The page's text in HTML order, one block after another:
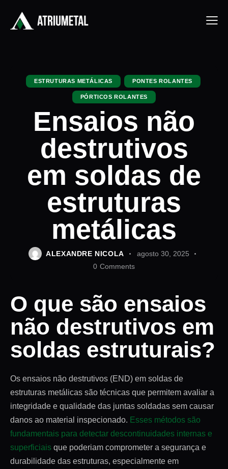
ESTRUTURAS METÁLICAS PONTES ROLANTES
PÓRTICOS ROLANTES
Ensaios não
destrutivos
em soldas de
estruturas
metálicas
ALEXANDRE NICOLA
agosto 30, 2025
0 Comments
O que são ensaios
não destrutivos em
soldas estruturais?
Os ensaios não destrutivos (END) em soldas de
estruturas metálicas são técnicas que permitem avaliar a
integridade e qualidade das juntas soldadas sem causar
danos ao material inspecionado. Esses métodos são
fundamentais para detectar descontinuidades internas e
superficiais que poderiam comprometer a segurança e
durabilidade das estruturas, especialmente em